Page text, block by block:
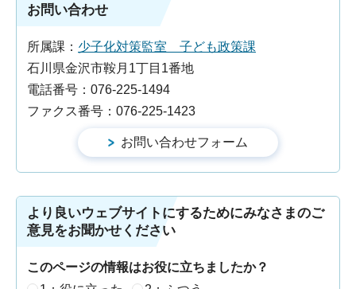
お問い合わせ
所属課： 少子化対策監室 子ども政策課
石川県金沢市鞍月1丁目1番地
電話番号：076-225-1494
ファクス番号：076-225-1423
より良いウェブサイトにするためにみなさまのご
意見をお聞かせください
このページの情報はお役に立ちましたか？